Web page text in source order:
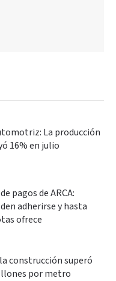
La producción
16% en julio
pagos de ARCA:
adherirse y hasta
ofrece
construcción superó
por metro